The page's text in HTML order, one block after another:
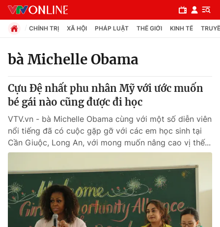
Chuyên mục
Chính trị
Xã hội
Pháp luật
Y tế
Thế giới
CHÍNH TRỊ XÃ HỘI PHÁP LUẬT THẾ GIỚI KINH TẾ
bà Michelle Obama
Cựu Đệ nhất phu nhân Mỹ với ước muốn
bé gái nào cũng được đi học
VTV.vn - bà Michelle Obama cùng với một số diễn viên
nổi tiếng đã có cuộc gặp gỡ với các em học sinh tại
Cần Giuộc, Long An, với mong muốn nâng cao vị thế...